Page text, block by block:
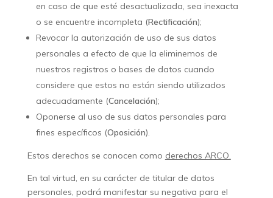
en caso de que esté desactualizada, sea inexacta
o se encuentre incompleta (Rectificación);
Revocar la autorización de uso de sus datos
personales a efecto de que la eliminemos de
nuestros registros o bases de datos cuando
considere que estos no están siendo utilizados
adecuadamente (Cancelación);
Oponerse al uso de sus datos personales para
fines específicos (Oposición).
Estos derechos se conocen como derechos ARCO.
En tal virtud, en su carácter de titular de datos
personales, podrá manifestar su negativa para el